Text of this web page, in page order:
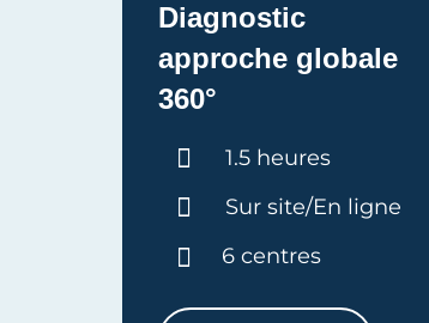
Diagnostic
approche globale
360°
Durée :
1.5 heures
Sur site/En ligne
6 centres